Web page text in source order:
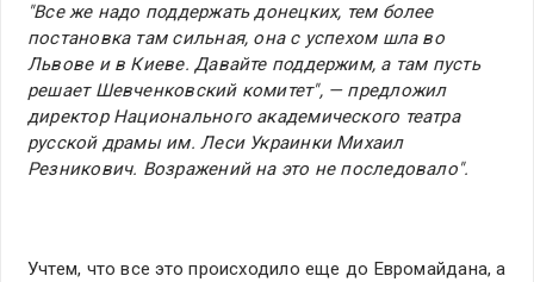
"Все же надо поддержать донецких, тем более
постановка там сильная, она с успехом шла во
Львове и в Киеве. Давайте поддержим, а там пусть
решает Шевченковский комитет", — предложил
директор Национального академического театра
русской драмы им. Леси Украинки Михаил
Резникович. Возражений на это не последовало".
Учтем, что все это происходило еще до Евромайдана, а